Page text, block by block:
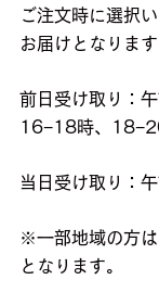
ご注文時に選択
お届けとなります
前日受け取り：
16−18時、
当日受け取り：
※一部地域の方
となります。